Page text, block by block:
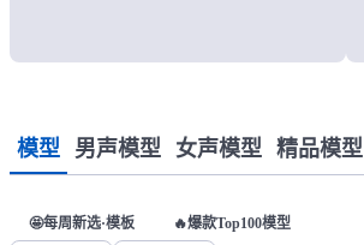
模型 男声模型 女声模型 精品模型
🤩每周新选·模板 🔥爆款Top100模型